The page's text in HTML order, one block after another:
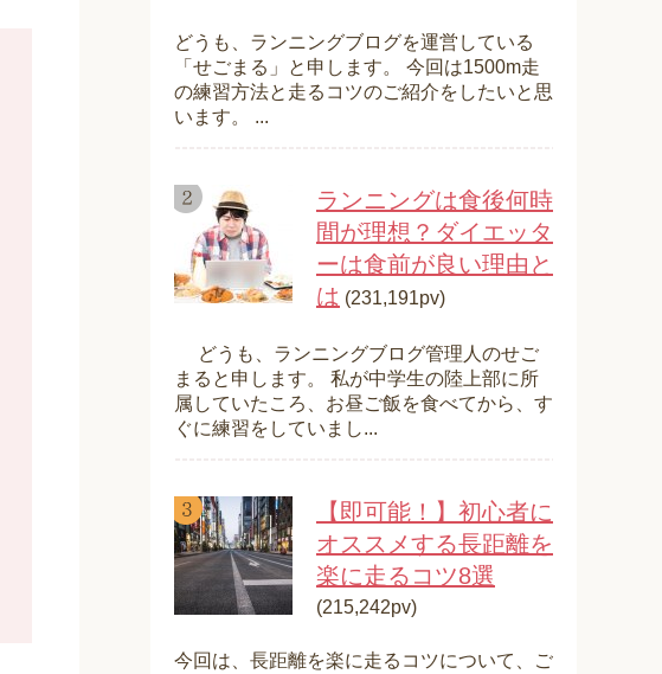
どうも、ランニングブログを運営している
「せごまる」と申します。 今回は1500m走
の練習方法と走るコツのご紹介をしたいと思
います。 ...
ランニングは食後何時
間が理想？ダイエッタ
ーは食前が良い理由と
は (231,191pv)
どうも、ランニングブログ管理人のせご
まると申します。 私が中学生の陸上部に所
属していたころ、お昼ご飯を食べてから、す
ぐに練習をしていまし...
【即可能！】初心者に
オススメする長距離を
楽に走るコツ8選
(215,242pv)
今回は、長距離を楽に走るコツについて、ご